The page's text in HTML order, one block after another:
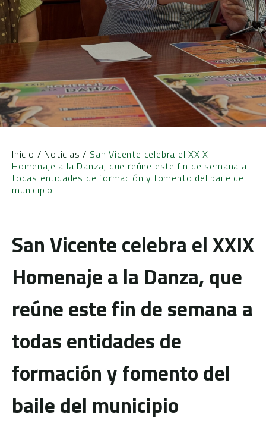
Inicio / Noticias / San Vicente celebra el XXIX
Homenaje a la Danza, que reúne este fin de semana a
todas entidades de formación y fomento del baile del
municipio
San Vicente celebra el XXIX
Homenaje a la Danza, que
reúne este fin de semana a
todas entidades de
formación y fomento del
baile del municipio